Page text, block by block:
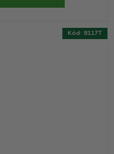
Kód: 8117T